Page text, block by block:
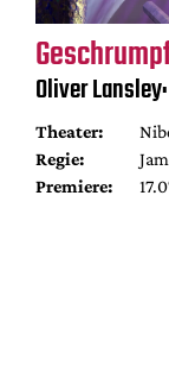
Oliver
Theater:
Regie:
Premiere: